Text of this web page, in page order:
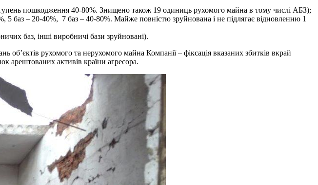
пошкодження 40-80%. Знищено також 19 одиниць рухомого майна в тому числі АБЗ);
баз – 20-40%, 7 баз – 40-80%. Майже повністю зруйнована і не підлягає відновленню 1
баз, інші виробничі бази зруйновані).
об’єктів рухомого та нерухомого майна Компанії – фіксація вказаних збитків вкрай
арештованих активів країни агресора.